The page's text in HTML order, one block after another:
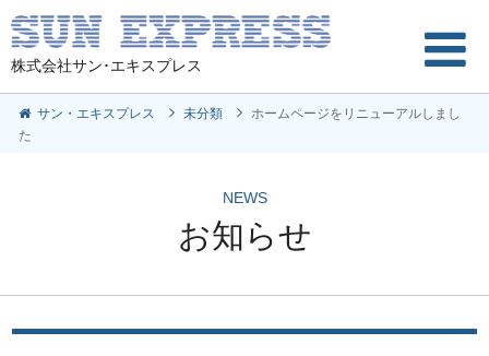
株式会社サン･エキスプレス
サン・エキスプレス 未分類
ホームページをリニューアルしまし
た
NEWS
お知らせ